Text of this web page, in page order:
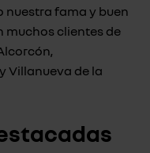
nuestra fama y buen
muchos clientes de
Villanueva de la